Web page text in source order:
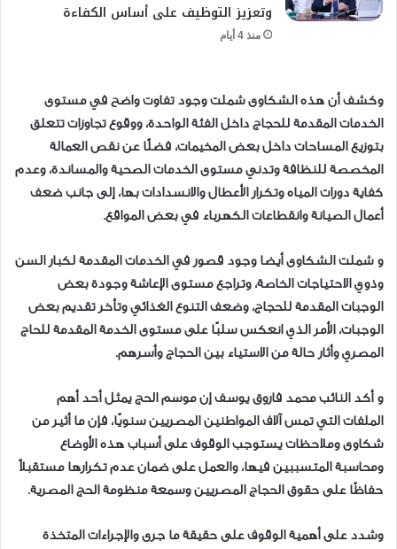
وتعزيز التوظيف على أساس الكفاءة
منذ 4 أيام
وكشف أن هذه الشكاوى شملت وجود تفاوت واضح في مستوى
الخدمات المقدمة للحجاج داخل الفئة الواحدة، ووقوع تجاوزات تتعلق
بتوزيع المساحات داخل بعض المخيمات، فضلًا عن نقص العمالة
المخصصة للنظافة وتدني مستوى الخدمات الصحية والمساندة، وعدم
كفاية دورات المياه وتكرار الأعطال والانسدادات بها، إلى جانب ضعف
أعمال الصيانة وانقطاعات الكهرباء في بعض المواقع.
و شملت الشكاوى أيضا وجود قصور في الخدمات المقدمة لكبار السن
وذوي الاحتياجات الخاصة، وتراجع مستوى الإعاشة وجودة بعض
الوجبات المقدمة للحجاج، وضعف التنوع الغذائي وتأخر تقديم بعض
الوجبات، الأمر الذي انعكس سلبًا على مستوى الخدمة المقدمة للحاج
المصري وأثار حالة من الاستياء بين الحجاج وأسرهم.
و أكد النائب محمد فاروق يوسف إن موسم الحج يمثل أحد أهم
الملفات التي تمس آلاف المواطنين المصريين سنويًا، فإن ما أثير من
شكاوى وملاحظات يستوجب الوقوف على أسباب هذه الأوضاع
ومحاسبة المتسببين فيها، والعمل على ضمان عدم تكرارها مستقبلاً
حفاظًا على حقوق الحجاج المصريين وسمعة منظومة الحج المصرية.
وشدد على أهمية الوقوف على حقيقة ما جرى والإجراءات المتخذة